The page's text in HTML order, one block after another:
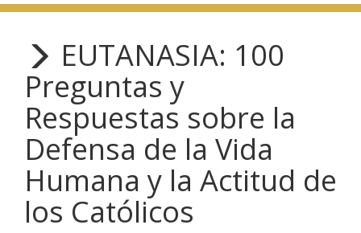
EUTANASIA: 100
Preguntas y
Respuestas sobre la
Defensa de la Vida
Humana y la Actitud de
los Católicos